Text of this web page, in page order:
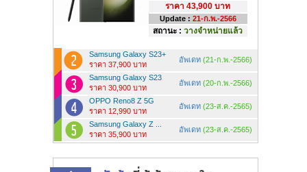
ราคา 43,900 บาท
Update : 21-ก.พ.-2566
สถานะ : วางจำหน่ายแล้ว
Samsung Galaxy S23+
ราคา 37,900 บาท
อัพเดท (21-ก.พ.-2566)
Samsung Galaxy S23
ราคา 30,900 บาท
อัพเดท (20-ก.พ.-2566)
OPPO Reno8 Z 5G
ราคา 12,990 บาท
อัพเดท (23-ส.ค.-2565)
Samsung Galaxy Z ...
ราคา 35,900 บาท
อัพเดท (23-ส.ค.-2565)